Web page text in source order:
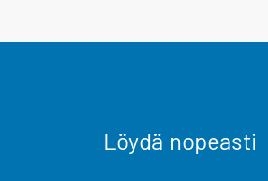
Löydä nopeasti